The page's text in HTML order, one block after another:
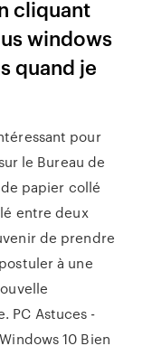
cliquant
windows
quand je
pour
le Bureau de
papier collé
entre deux
de prendre
à une
PC Astuces -
10 Bien